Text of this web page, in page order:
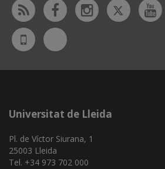
Rss FacebookInstagram
Twitter
UdL
App
Bluesky
Universitat de Lleida
Pl. de Víctor Siurana, 1
25003 Lleida
Tel. +34 973 702 000